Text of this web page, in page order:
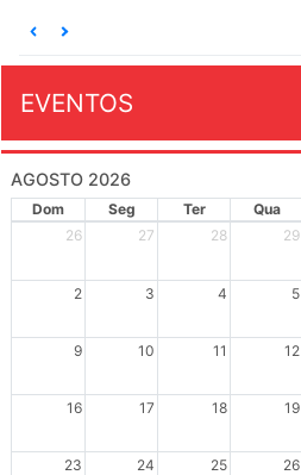
EVENTOS
AGOSTO 2026
Dom Seg Ter Qua
26
27 28 29
2 3 4 5
9 10 11 12
16 17 18 19
23 24 25 26